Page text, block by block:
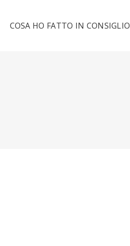
COSA HO FATTO IN CONSIGLIO